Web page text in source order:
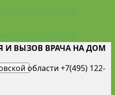
И ВЫЗОВ ВРАЧА НА ДОМ
области +7(495) 122-